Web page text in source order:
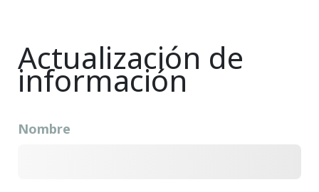
Actualización de
información
Nombre